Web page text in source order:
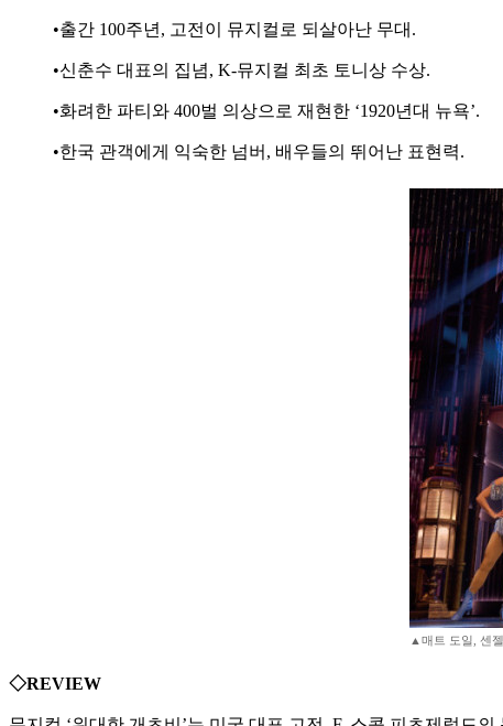
•출간 100주년, 고전이 뮤지컬로 되살아난 무대.
•신춘수 대표의 집념, K-뮤지컬 최초 토니상 수상.
•화려한 파티와 400벌 의상으로 재현한 ‘1920년대 뉴욕’.
•한국 관객에게 익숙한 넘버, 배우들의 뛰어난 표현력.
▲매트 도일, 센
◇REVIEW